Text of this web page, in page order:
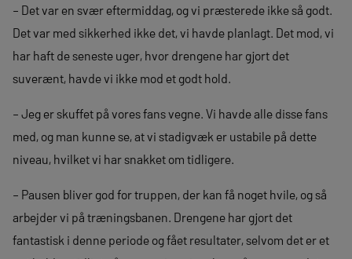
– Det var en svær eftermiddag, og vi præsterede ikke så godt.
Det var med sikkerhed ikke det, vi havde planlagt. Det mod, vi
har haft de seneste uger, hvor drengene har gjort det
suverænt, havde vi ikke mod et godt hold.
– Jeg er skuffet på vores fans vegne. Vi havde alle disse fans
med, og man kunne se, at vi stadigvæk er ustabile på dette
niveau, hvilket vi har snakket om tidligere.
– Pausen bliver god for truppen, der kan få noget hvile, og så
arbejder vi på træningsbanen. Drengene har gjort det
fantastisk i denne periode og fået resultater, selvom det er et